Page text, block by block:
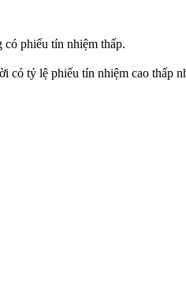
phiếu tín nhiệm thấp.
tỷ lệ phiếu tín nhiệm cao thấp